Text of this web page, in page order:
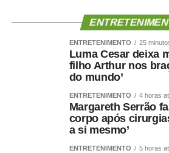
ENTRETENIMENTO 25
Luma Cesar deixa
filho Arthur nos
do mundo’
ENTRETENIMENTO 4 horas
Margareth Serrão
corpo após
a si mesmo’
ENTRETENIMENTO 5 horas